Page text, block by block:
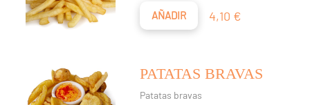
AÑADIR Precio
4,10 €
PATATAS BRAVAS
Patatas bravas